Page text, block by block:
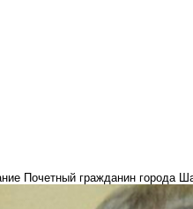
Почетный гражданин города